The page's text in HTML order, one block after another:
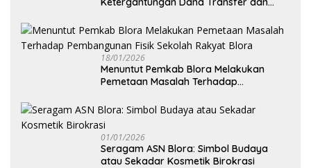
18/01/2026
‎Menuntut Pemkab Blora Melakukan
Pemetaan Masalah Terhadap
Blora
01/01/2026
‎Seragam ASN Blora: Simbol Budaya
atau Sekadar Kosmetik Birokrasi